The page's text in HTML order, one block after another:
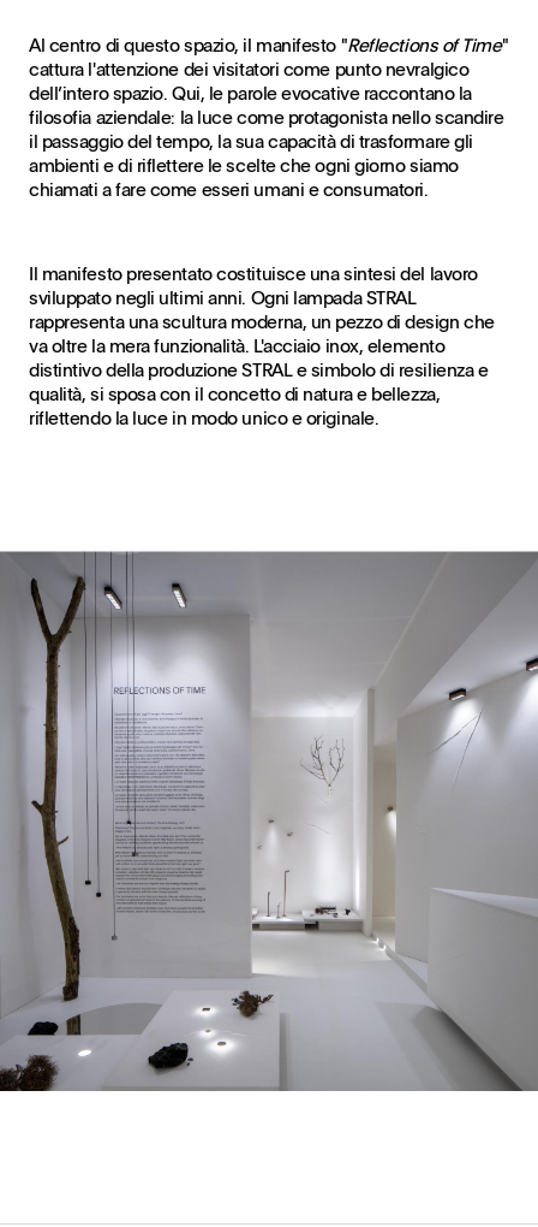
Al centro di questo spazio, il manifesto "Reflections of Time"
cattura l'attenzione dei visitatori come punto nevralgico
dell’intero spazio. Qui, le parole evocative raccontano la
filosofia aziendale: la luce come protagonista nello scandire
il passaggio del tempo, la sua capacità di trasformare gli
ambienti e di riflettere le scelte che ogni giorno siamo
chiamati a fare come esseri umani e consumatori.
Il manifesto presentato costituisce una sintesi del lavoro
sviluppato negli ultimi anni. Ogni lampada STRAL
rappresenta una scultura moderna, un pezzo di design che
va oltre la mera funzionalità. L'acciaio inox, elemento
distintivo della produzione STRAL e simbolo di resilienza e
qualità, si sposa con il concetto di natura e bellezza,
riflettendo la luce in modo unico e originale.